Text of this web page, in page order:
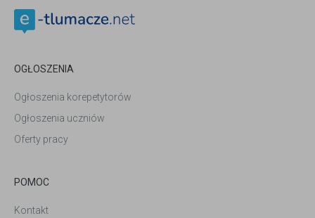
OGŁOSZENIA
Ogłoszenia korepetytorów
Ogłoszenia uczniów
Oferty pracy
POMOC
Kontakt